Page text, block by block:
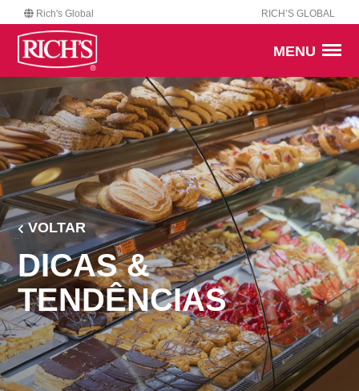
Rich's Global RICH’S GLOBAL
MENU
VOLTAR
DICAS &
TENDÊNCIAS